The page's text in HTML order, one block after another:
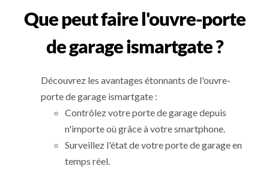
Que peut faire l'ouvre-porte
de garage ismartgate ?
Découvrez les avantages étonnants de l'ouvre-
porte de garage ismartgate :
Contrôlez votre porte de garage depuis
n'importe où grâce à votre smartphone.
Surveillez l'état de votre porte de garage en
temps réel.